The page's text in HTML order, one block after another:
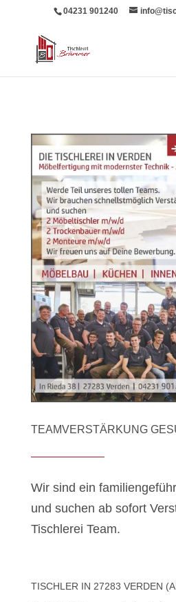
04231 901240
TEAMVERSTÄRKUNG
Wir sind ein
und suchen ab sofort
Tischlerei Team.
TISCHLER IN 27283 VERDEN